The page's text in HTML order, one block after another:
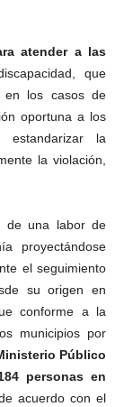
atender a las
que
en los casos de
oportuna a los
estandarizar la
la violación,
de una labor de
proyectándose
el seguimiento
su origen en
conforme a la
municipios por
Público
personas en
acuerdo con el